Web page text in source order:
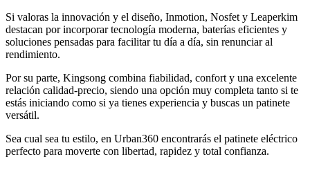
Si valoras la innovación y el diseño, Inmotion, Nosfet y Leaperkim
destacan por incorporar tecnología moderna, baterías eficientes y
soluciones pensadas para facilitar tu día a día, sin renunciar al
rendimiento.
Por su parte, Kingsong combina fiabilidad, confort y una excelente
relación calidad-precio, siendo una opción muy completa tanto si te
estás iniciando como si ya tienes experiencia y buscas un patinete
versátil.
Sea cual sea tu estilo, en Urban360 encontrarás el patinete eléctrico
perfecto para moverte con libertad, rapidez y total confianza.